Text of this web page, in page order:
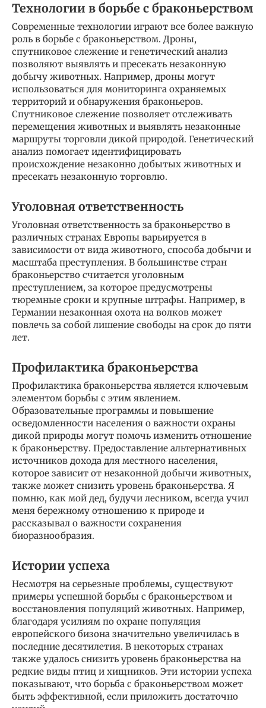
Технологии в борьбе с браконьерством
Современные технологии играют все более важную
роль в борьбе с браконьерством. Дроны,
спутниковое слежение и генетический анализ
позволяют выявлять и пресекать незаконную
добычу животных. Например, дроны могут
использоваться для мониторинга охраняемых
территорий и обнаружения браконьеров.
Спутниковое слежение позволяет отслеживать
перемещения животных и выявлять незаконные
маршруты торговли дикой природой. Генетический
анализ помогает идентифицировать
происхождение незаконно добытых животных и
пресекать незаконную торговлю.
Уголовная ответственность
Уголовная ответственность за браконьерство в
различных странах Европы варьируется в
зависимости от вида животного, способа добычи и
масштаба преступления. В большинстве стран
браконьерство считается уголовным
преступлением, за которое предусмотрены
тюремные сроки и крупные штрафы. Например, в
Германии незаконная охота на волков может
повлечь за собой лишение свободы на срок до пяти
лет.
Профилактика браконьерства
Профилактика браконьерства является ключевым
элементом борьбы с этим явлением.
Образовательные программы и повышение
осведомленности населения о важности охраны
дикой природы могут помочь изменить отношение
к браконьерству. Предоставление альтернативных
источников дохода для местного населения,
которое зависит от незаконной добычи животных,
также может снизить уровень браконьерства. Я
помню, как мой дед, будучи лесником, всегда учил
меня бережному отношению к природе и
рассказывал о важности сохранения
биоразнообразия.
Истории успеха
Несмотря на серьезные проблемы, существуют
примеры успешной борьбы с браконьерством и
восстановления популяций животных. Например,
благодаря усилиям по охране популяция
европейского бизона значительно увеличилась в
последние десятилетия. В некоторых странах
также удалось снизить уровень браконьерства на
редкие виды птиц и хищников. Эти истории успеха
показывают, что борьба с браконьерством может
быть эффективной, если приложить достаточно